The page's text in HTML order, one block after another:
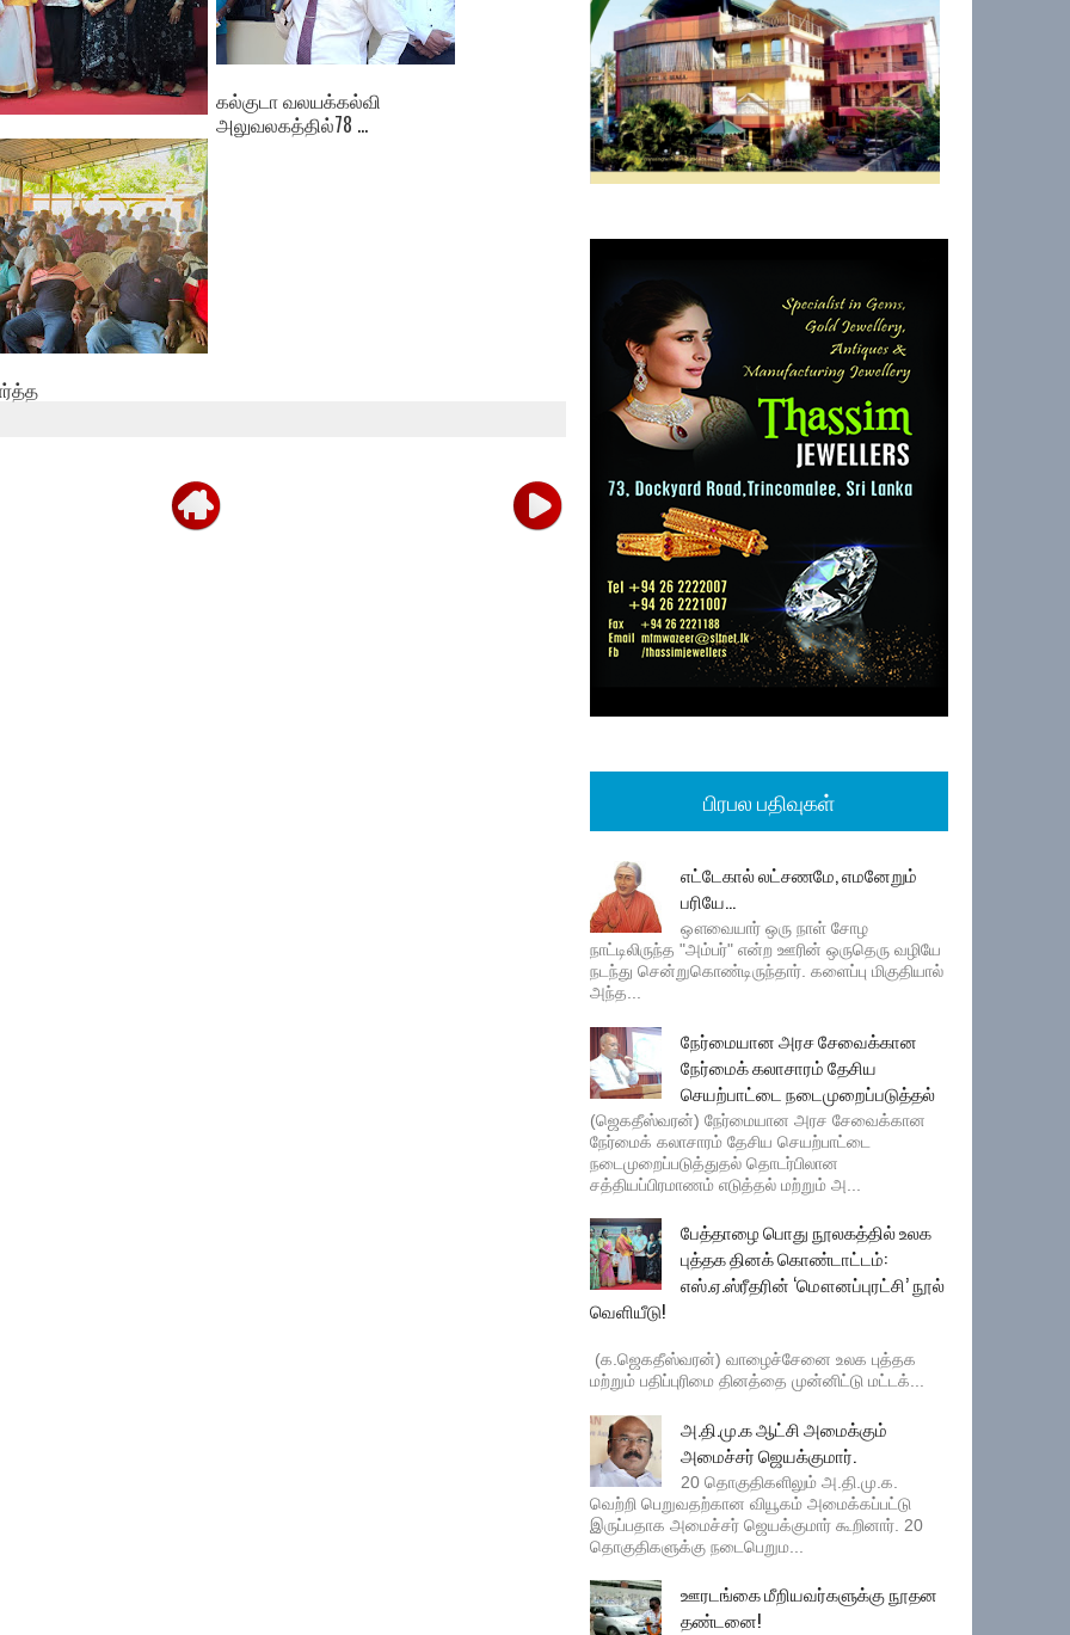
கல்குடா வலயக்கல்வி
அலுவலகத்தில்78 ...
பிரபல பதிவுகள்
எட்டேகால் லட்சணமே, எமனேறும்
பரியே...
ஔவையார் ஒரு நாள் சோழ
நாட்டிலிருந்த "அம்பர்" என்ற ஊரின் ஒருதெரு வழியே
நடந்து சென்றுகொண்டிருந்தார். களைப்பு மிகுதியால்
அந்த...
நேர்மையான அரச சேவைக்கான
நேர்மைக் கலாசாரம் தேசிய
செயற்பாட்டை நடைமுறைப்படுத்தல்
(ஜெகதீஸ்வரன்) நேர்மையான அரச சேவைக்கான
நேர்மைக் கலாசாரம் தேசிய செயற்பாட்டை
நடைமுறைப்படுத்துதல் தொடர்பிலான
சத்தியப்பிரமாணம் எடுத்தல் மற்றும் அ...
பேத்தாழை பொது நூலகத்தில் உலக
புத்தக தினக் கொண்டாட்டம்:
எஸ்.ஏ.ஸ்ரீதரின் ‘மௌனப்புரட்சி’ நூல்
வெளியீடு!
(க.ஜெகதீஸ்வரன்) வாழைச்சேனை உலக புத்தக
மற்றும் பதிப்புரிமை தினத்தை முன்னிட்டு மட்டக்...
அ.தி.மு.க ஆட்சி அமைக்கும்
அமைச்சர் ஜெயக்குமார்.
20 தொகுதிகளிலும் அ.தி.மு.க.
வெற்றி பெறுவதற்கான வியூகம் அமைக்கப்பட்டு
இருப்பதாக அமைச்சர் ஜெயக்குமார் கூறினார். 20
தொகுதிகளுக்கு நடைபெறும...
ஊரடங்கை மீறியவர்களுக்கு நூதன
தண்டனை!